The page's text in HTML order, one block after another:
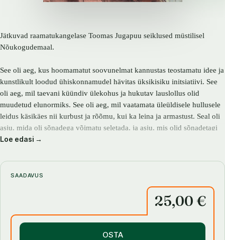
Jätkuvad raamatukangelase Toomas Jugapuu seiklused müstilisel
Nõukogudemaal.
See oli aeg, kus hoomamatut soovunelmat kannustas teostamatu idee ja
kunstlikult loodud ühiskonnamudel hävitas üksikisiku initsiatiivi. See
oli aeg, mil taevani küündiv ülekohus ja hukutav lauslollus olid
muudetud elunormiks. See oli aeg, mil vaatamata üleüldisele hullusele
leidus käsikäes nii kurbust ja rõõmu, kui ka leina ja armastust. Seal oli
asju, mida oli sõnadega võimatu seletada, ja asju, mis olid sõnadetagi
selged. Kuid vaatamata kõigele elasid ka sel ajal inimesed, kes trotsides
Raamatu «Hüüdnimi Eestlane» tegevus põhineb tegelikkuses aset
leidnud sündmustel. Ka nii elati. Kui keegi lugejatest peaks end
samastama mõne tegelaskujuga, siis lohutage ennast teadmisega, et
Loe edasi →
SAADAVUS
25,00 €
OSTA